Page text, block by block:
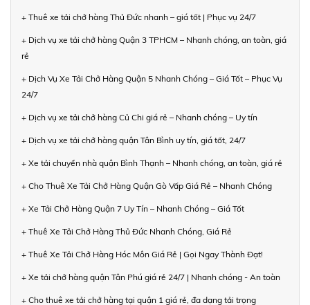
+ Thuê xe tải chở hàng Thủ Đức nhanh – giá tốt | Phục vụ 24/7
+ Dịch vụ xe tải chở hàng Quận 3 TPHCM – Nhanh chóng, an toàn, giá
rẻ
+ Dịch Vụ Xe Tải Chở Hàng Quận 5 Nhanh Chóng – Giá Tốt – Phục Vụ
24/7
+ Dịch vụ xe tải chở hàng Củ Chi giá rẻ – Nhanh chóng – Uy tín
+ Dịch vụ xe tải chở hàng quận Tân Bình uy tín, giá tốt, 24/7
+ Xe tải chuyển nhà quận Bình Thạnh – Nhanh chóng, an toàn, giá rẻ
+ Cho Thuê Xe Tải Chở Hàng Quận Gò Vấp Giá Rẻ – Nhanh Chóng
+ Xe Tải Chở Hàng Quận 7 Uy Tín – Nhanh Chóng – Giá Tốt
+ Thuê Xe Tải Chở Hàng Thủ Đức Nhanh Chóng, Giá Rẻ
+ Thuê Xe Tải Chở Hàng Hóc Môn Giá Rẻ | Gọi Ngay Thành Đạt!
+ Xe tải chở hàng quận Tân Phú giá rẻ 24/7 | Nhanh chóng - An toàn
+ Cho thuê xe tải chở hàng tại quận 1 giá rẻ, đa dạng tải trọng